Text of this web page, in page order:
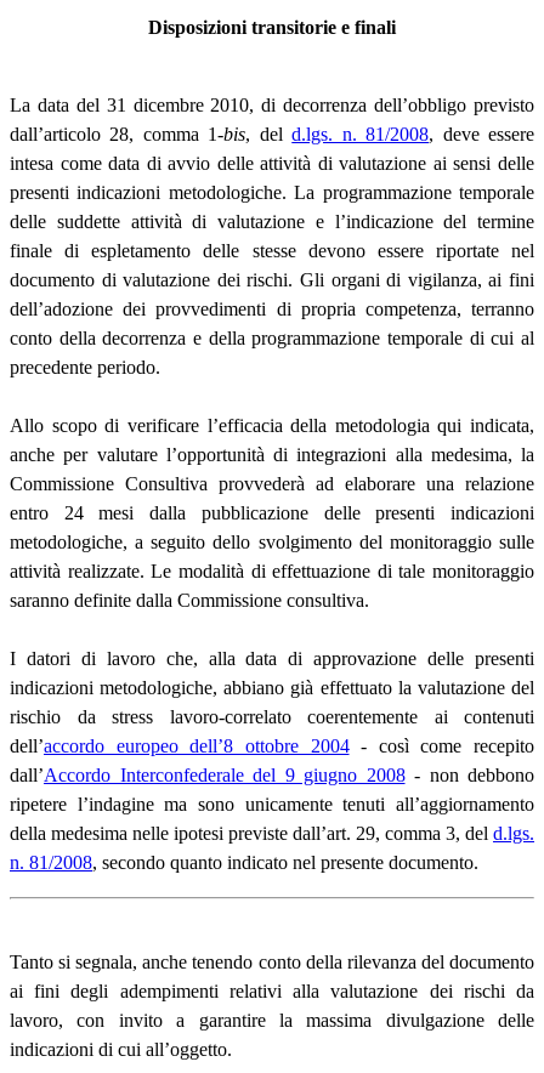
Disposizioni transitorie e finali
La data del 31 dicembre 2010, di decorrenza dell’obbligo previsto
dall’articolo 28, comma 1-bis, deld.lgs. n. 81/2008, deve essere
intesa come data di avvio delle attività di valutazione ai sensi delle
presenti indicazioni metodologiche. La programmazione temporale
delle suddette attività di valutazione e l’indicazione del termine
finale di espletamento delle stesse devono essere riportate nel
documento di valutazione dei rischi. Gli organi di vigilanza, ai fini
dell’adozione dei provvedimenti di propria competenza, terranno
conto della decorrenza e della programmazione temporale di cui al
precedente periodo.
Allo scopo di verificare l’efficacia della metodologia qui indicata,
anche per valutare l’opportunità di integrazioni alla medesima, la
Commissione Consultiva provvederà ad elaborare una relazione
entro 24 mesi dalla pubblicazione delle presenti indicazioni
metodologiche, a seguito dello svolgimento del monitoraggio sulle
attività realizzate. Le modalità di effettuazione di tale monitoraggio
saranno definite dalla Commissione consultiva.
I datori di lavoro che, alla data di approvazione delle presenti
indicazioni metodologiche, abbiano già effettuato la valutazione del
rischio da stress lavoro-correlato coerentemente ai contenuti
dell’accordo europeo dell’8 ottobre 2004- così come recepito
dall’Accordo Interconfederale del 9 giugno 2008- non debbono
ripetere l’indagine ma sono unicamente tenuti all’aggiornamento
della medesima nelle ipotesi previste dall’art. 29, comma 3, del d.lgs.
n. 81/2008, secondo quanto indicato nel presente documento.
Tanto si segnala, anche tenendo conto della rilevanza del documento
ai fini degli adempimenti relativi alla valutazione dei rischi da
lavoro, con invito a garantire la massima divulgazione delle
indicazioni di cui all’oggetto.